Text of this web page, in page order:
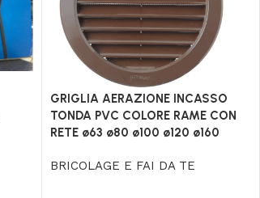
GRIGLIA AERAZIONE INCASSO
TONDA PVC COLORE RAME CON
RETE ø63 ø80 ø100 ø120 ø160
BRICOLAGE E FAI DA TE